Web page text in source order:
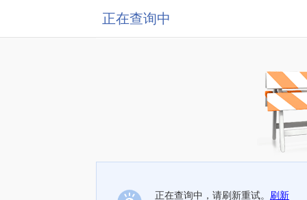
正在查询中
正在查询中，请刷新重试。 刷新